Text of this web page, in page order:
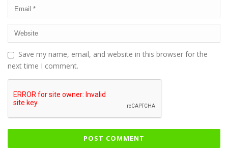
Save my name, email, and website in this browser for the
next time I comment.